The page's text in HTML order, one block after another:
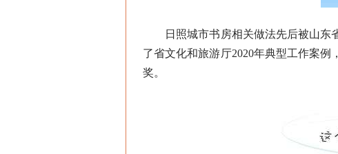
日照城市书房相关做法先后被山东省
了省文化和旅游厅2020年典型工作案
奖。